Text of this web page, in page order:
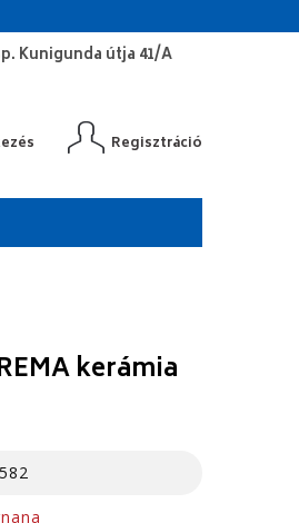
Kunigunda útja 41/A
Regisztráció
kerámia